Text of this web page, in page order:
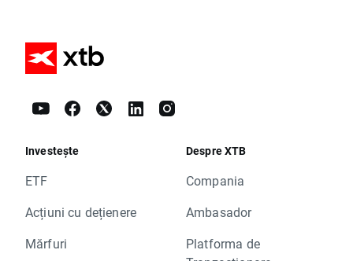
Investește
ETF
Acțiuni cu dețienere
Mărfuri
Despre XTB
Compania
Ambasador
Platforma de